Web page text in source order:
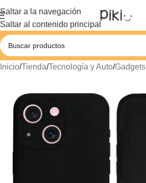
Saltar a la navegación
Saltar al contenido principal
Inicio/Tienda/Tecnología y Auto/Gadgets